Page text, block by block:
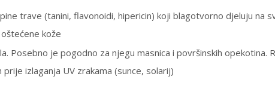
trave (tanini, flavonoidi, hipericin) koji blagotvorno djeluju na
kože
Posebno je pogodno za njegu masnica i površinskih opekotina.
izlaganja UV zrakama (sunce, solarij)